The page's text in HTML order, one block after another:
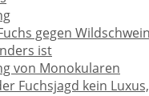
gegen Wildschwein
ist
von Monokularen
Fuchsjagd kein